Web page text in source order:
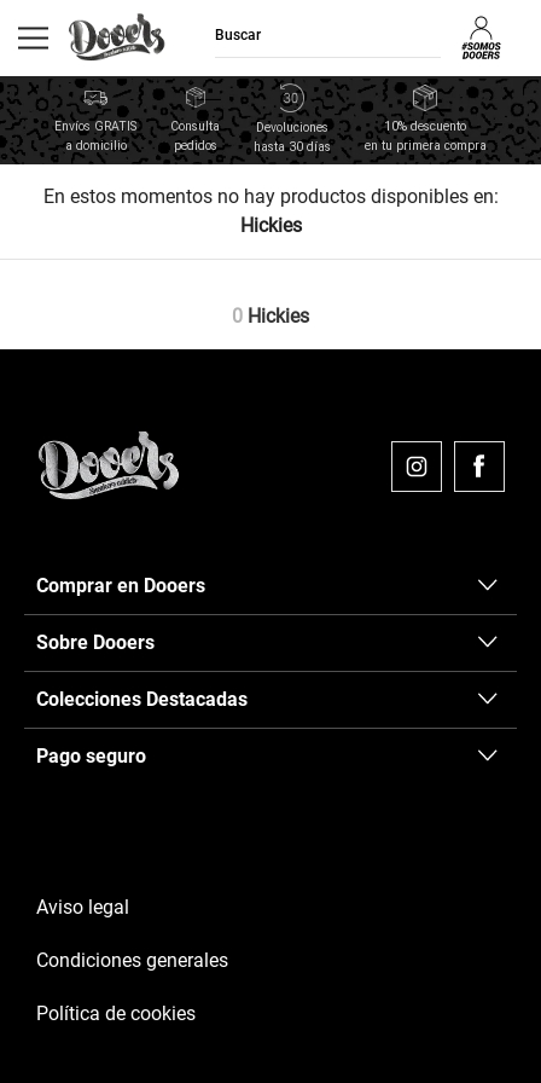
Envíos GRATIS
a domicilio
Consulta
pedidos
Devoluciones
hasta 30 días
10% descuento
en tu primera compra
En estos momentos no hay productos disponibles en:
Hickies
0 Hickies
Comprar en Dooers
Sobre Dooers
Colecciones Destacadas
Pago seguro
Aviso legal
Condiciones generales
Política de cookies